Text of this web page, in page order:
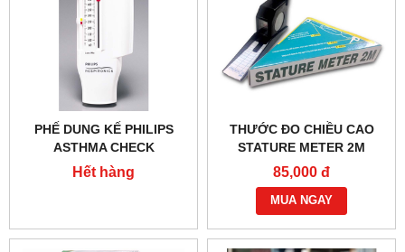
PHẾ DUNG KẾ PHILIPS
ASTHMA CHECK
Hết hàng
THƯỚC ĐO CHIỀU CAO
STATURE METER 2M
85,000 đ
MUA NGAY